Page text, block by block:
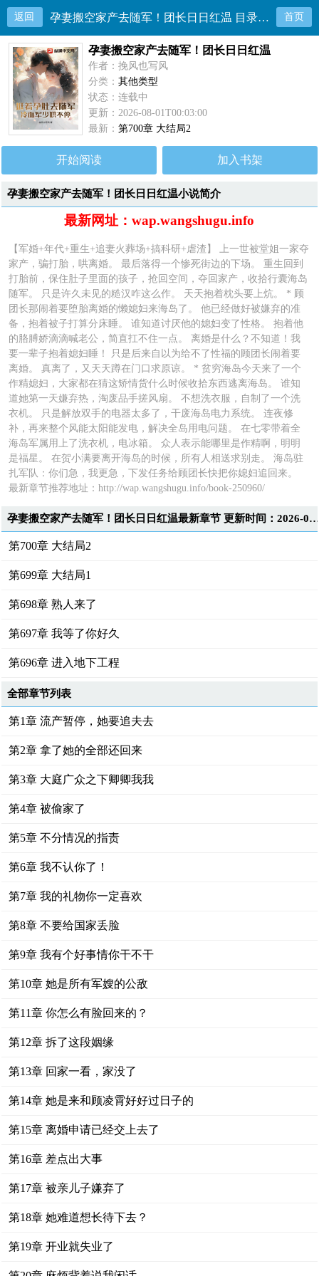
返回 孕妻搬空家产去随军！团长日日红温 目录共700章 首页
孕妻搬空家产去随军！团长日日红温
作者：挽风也写风
分类：其他类型
状态：连载中
更新：2026-08-01T00:03:00
最新：第700章 大结局2
开始阅读 加入书架
孕妻搬空家产去随军！团长日日红温小说简介
最新网址：wap.wangshugu.info
【军婚+年代+重生+追妻火葬场+搞科研+虐渣】 上一世被堂姐一家夺
家产，骗打胎，哄离婚。 最后落得一个惨死街边的下场。 重生回到
打胎前，保住肚子里面的孩子，抢回空间，夺回家产，收拾行囊海岛
随军。 只是许久未见的糙汉咋这么作。 天天抱着枕头要上炕。 * 顾
团长那闹着要堕胎离婚的懒媳妇来海岛了。 他已经做好被嫌弃的准
备，抱着被子打算分床睡。 谁知道讨厌他的媳妇变了性格。 抱着他
的胳膊娇滴滴喊老公，简直扛不住一点。 离婚是什么？不知道！我
要一辈子抱着媳妇睡！ 只是后来自以为给不了性福的顾团长闹着要
离婚。 真离了，又天天蹲在门口求原谅。 * 贫穷海岛今天来了一个
作精媳妇，大家都在猜这矫情货什么时候收拾东西逃离海岛。 谁知
道她第一天嫌弃热，淘废品手搓风扇。 不想洗衣服，自制了一个洗
衣机。 只是解放双手的电器太多了，干废海岛电力系统。 连夜修
补，再来整个风能太阳能发电，解决全岛用电问题。 在七零带着全
海岛军属用上了洗衣机，电冰箱。 众人表示能哪里是作精啊，明明
是福星。 在贺小满要离开海岛的时候，所有人相送求别走。 海岛驻
扎军队：你们急，我更急，下发任务给顾团长快把你媳妇追回来。
最新章节推荐地址：http://wap.wangshugu.info/book-250960/
孕妻搬空家产去随军！团长日日红温最新章节 更新时间：
第700章 大结局2
第699章 大结局1
第698章 熟人来了
第697章 我等了你好久
第696章 进入地下工程
全部章节列表
第1章 流产暂停，她要追夫去
第2章 拿了她的全部还回来
第3章 大庭广众之下卿卿我我
第4章 被偷家了
第5章 不分情况的指责
第6章 我不认你了！
第7章 我的礼物你一定喜欢
第8章 不要给国家丢脸
第9章 我有个好事情你干不干
第10章 她是所有军嫂的公敌
第11章 你怎么有脸回来的？
第12章 拆了这段姻缘
第13章 回家一看，家没了
第14章 她是来和顾凌霄好好过日子的
第15章 离婚申请已经交上去了
第16章 差点出大事
第17章 被亲儿子嫌弃了
第18章 她难道想长待下去？
第19章 开业就失业了